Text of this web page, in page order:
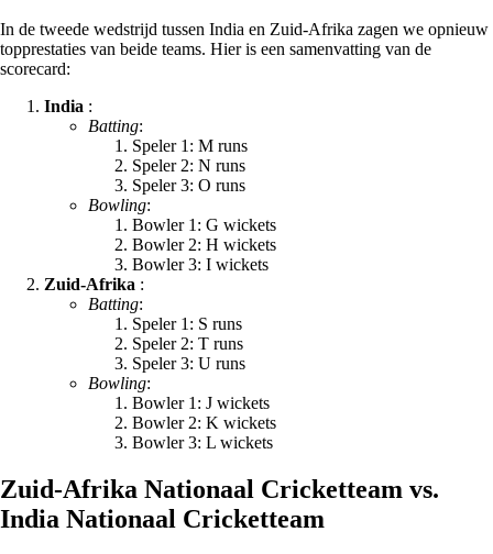
In de tweede wedstrijd tussen India en Zuid-Afrika zagen we opnieuw
topprestaties van beide teams. Hier is een samenvatting van de
scorecard:
India :
Batting:
Speler 1: M runs
Speler 2: N runs
Speler 3: O runs
Bowling:
Bowler 1: G wickets
Bowler 2: H wickets
Bowler 3: I wickets
Zuid-Afrika :
Batting:
Speler 1: S runs
Speler 2: T runs
Speler 3: U runs
Bowling:
Bowler 1: J wickets
Bowler 2: K wickets
Bowler 3: L wickets
Zuid-Afrika Nationaal Cricketteam vs.
India Nationaal Cricketteam